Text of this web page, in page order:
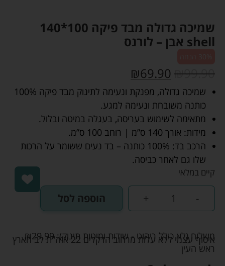
שמיכה גדולה מבד פיקה 100*140
shell אבן – לורנס
₪99.90
₪69.90
שמיכה גדולה, מפנקת ונעימה לתינוק מבד פיקה 100%
כותנה משובחת ונעימה למגע.
מתאימה לשימוש בעריסה, בעגלה במיטה ובלול.
מידות: אורך 140 ס”מ | רוחב 100 ס”מ.
הרכב בד: 100% כותנה – בד נעים ששומר על הרכות
שלו גם לאחר כביסה.
קיים במלאי
-
+ הוספה לסל
משלוח (לא כולל ריהוט - שידות ומיטות תינוק): ₪29.99
איסוף עצמי ללא עלות מרחוב הדקלים 22 אזה"ת לב הארץ
ראש העין